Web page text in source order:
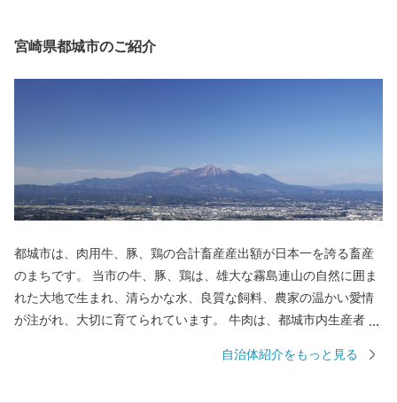
宮崎県都城市のご紹介
都城市は、肉用牛、豚、鶏の合計畜産産出額が日本一を誇る畜産
のまちです。 当市の牛、豚、鶏は、雄大な霧島連山の自然に囲ま
れた大地で生まれ、清らかな水、良質な飼料、農家の温かい愛情
が注がれ、大切に育てられています。 牛肉は、都城市内生産者の
徴です。 5年に一度和牛の日本一を決める「第12回全国和牛能力
自治体紹介をもっと見る